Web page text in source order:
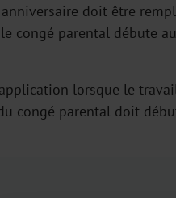
doit être
congé parental débute
lorsque le
congé parental doit